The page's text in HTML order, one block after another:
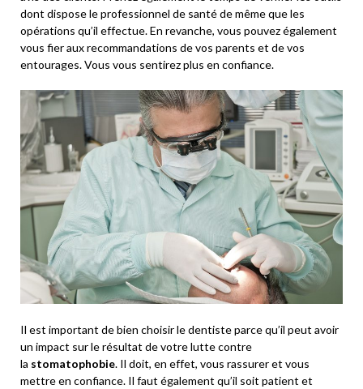
dont dispose le professionnel de santé de même que les
opérations qu’il effectue. En revanche, vous pouvez également
vous fier aux recommandations de vos parents et de vos
entourages. Vous vous sentirez plus en confiance.
Il est important de bien choisir le dentiste parce qu’il peut avoir
un impact sur le résultat de votre lutte contre
la stomatophobie. Il doit, en effet, vous rassurer et vous
mettre en confiance. Il faut également qu’il soit patient et